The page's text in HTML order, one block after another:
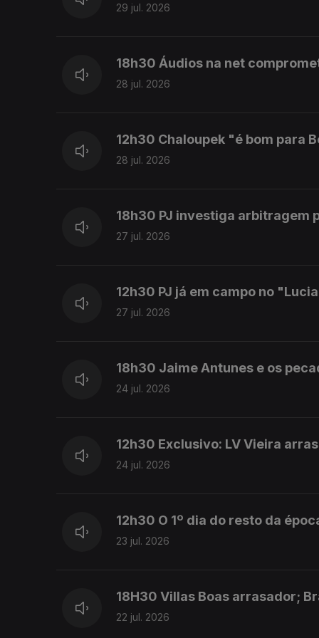
29 jul. 2026
18h30 Áudios na net
28 jul. 2026
12h30 Chaloupek "é bom para
28 jul. 2026
18h30 PJ investiga arbitragem
27 jul. 2026
12h30 PJ já em campo no
27 jul. 2026
18h30 Jaime Antunes e os
24 jul. 2026
12h30 Exclusivo: LV Vieira
24 jul. 2026
12h30 O 1º dia do resto da
23 jul. 2026
18H30 Villas Boas arrasador;
22 jul. 2026